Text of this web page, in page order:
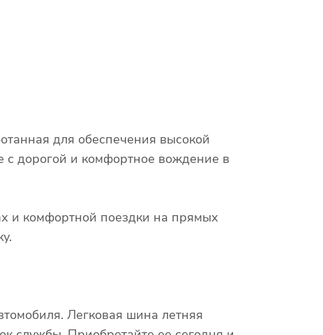
для обеспечения высокой
с дорогой и комфортное вождение в
и комфортной поездки на прямых
Легковая шина летняя